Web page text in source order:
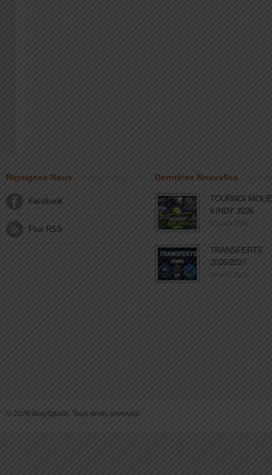
Rejoignez-Nous
Facebook
Flux RSS
Dernières Nouvelles
TOURNOI
KINDY 2026
03 août 2026
TRANSFERTS
2026/2027
03 août 2026
© 2026 BraySports. Tous droits reservés.